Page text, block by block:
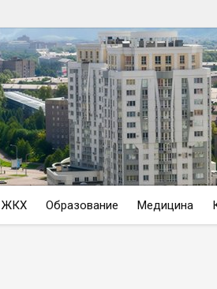
ЖКХ Образование Медицина